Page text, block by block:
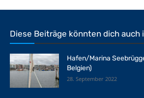
Diese Beiträge könnten dich auch
Hafen/Marina
Belgien)
28. September 2022